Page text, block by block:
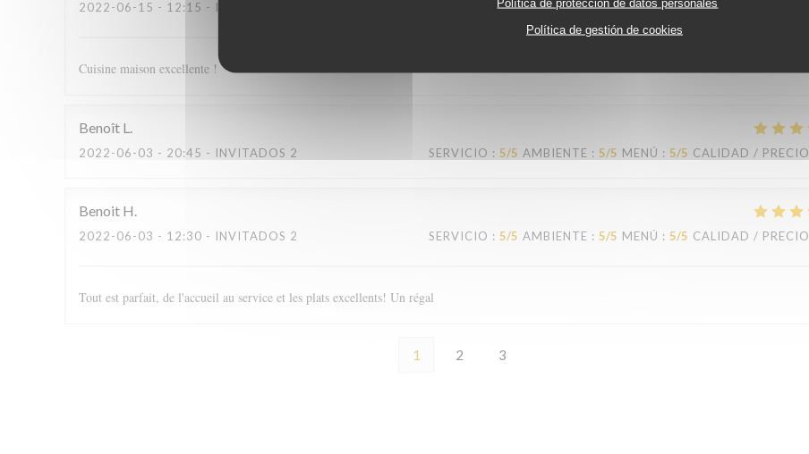
Política de gestión de cookies
2022-06-15 - 12:15 - INVITADOS 2 4/5 AMBIENTE: 4/5 MENÚ: 5/5 CALIDAD / PRECIO
Cuisine maison excellente !
Benoît L
2022-06-03 - 20:45 - INVITADOS 2 SERVICIO : 5/5 AMBIENTE : 5/5 MENÚ : 5/5 CALIDAD / PRECIO
Benoit H
2022-06-03 - 12:30 - INVITADOS 2 SERVICIO : 5/5 AMBIENTE : 5/5 MENÚ : 5/5 CALIDAD / PRECIO
Tout est parfait, de l'accueil au service et les plats excellents! Un régal
1 2 3